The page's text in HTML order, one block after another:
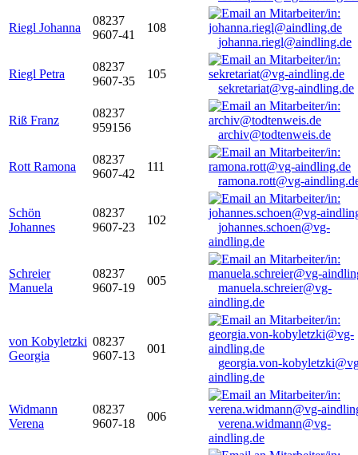
Riegl Johanna
08237
9607-41
108
johanna.riegl@aindling.de
Riegl Petra
08237
9607-35
105
sekretariat@vg-aindling.de
Riß Franz
08237
959156
archiv@todtenweis.de
Rott Ramona
08237
9607-42
111
ramona.rott@vg-
Schön
Johannes
08237
9607-23
102
johannes.schoen@vg-
aindling.de
Schreier
Manuela
08237
9607-19
005
manuela.schreier@vg-
aindling.de
von Kobyletzki
Georgia
08237
9607-13
001
georgia.von-
aindling.de
Widmann
Verena
08237
9607-18
006
verena.widmann@vg-
aindling.de